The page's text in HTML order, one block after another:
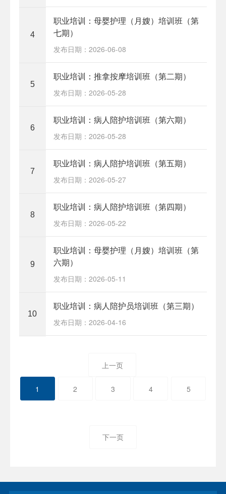
4
职业培训：母婴护理（月嫂）培训班（第
七期）
发布日期：2026-06-08
5
职业培训：推拿按摩培训班（第二期）
发布日期：2026-05-28
6
职业培训：病人陪护培训班（第六期）
发布日期：2026-05-28
7
职业培训：病人陪护培训班（第五期）
发布日期：2026-05-27
8
职业培训：病人陪护培训班（第四期）
发布日期：2026-05-22
9
职业培训：母婴护理（月嫂）培训班（第
六期）
发布日期：2026-05-11
10
职业培训：病人陪护员培训班（第三期）
发布日期：2026-04-16
上一页
1 2 3 4 5
下一页